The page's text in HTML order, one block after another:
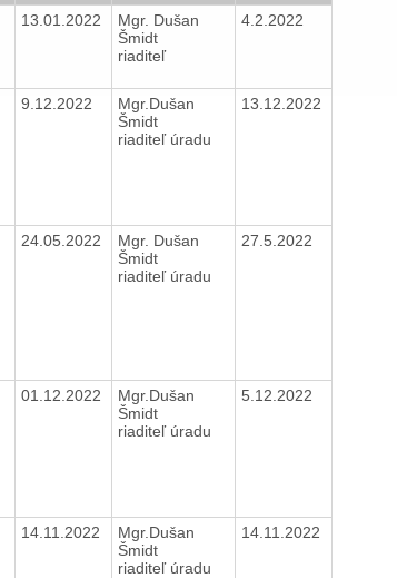
13.01.2022
Mgr. Dušan
Šmidt
riaditeľ
4.2.2022
9.12.2022
Mgr.Dušan
Šmidt
riaditeľ úradu
13.12.2022
24.05.2022
Mgr. Dušan
Šmidt
riaditeľ úradu
27.5.2022
01.12.2022
Mgr.Dušan
Šmidt
riaditeľ úradu
5.12.2022
14.11.2022
Mgr.Dušan
Šmidt
riaditeľ úradu
14.11.2022